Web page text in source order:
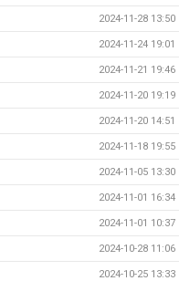
2024-11-28 13:50
2024-11-24 19:01
2024-11-21 19:46
2024-11-20 19:19
2024-11-20 14:51
2024-11-18 19:55
2024-11-05 13:30
2024-11-01 16:34
2024-11-01 10:37
2024-10-28 11:06
2024-10-25 13:33